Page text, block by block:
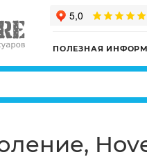
ПОЛЕЗНАЯ